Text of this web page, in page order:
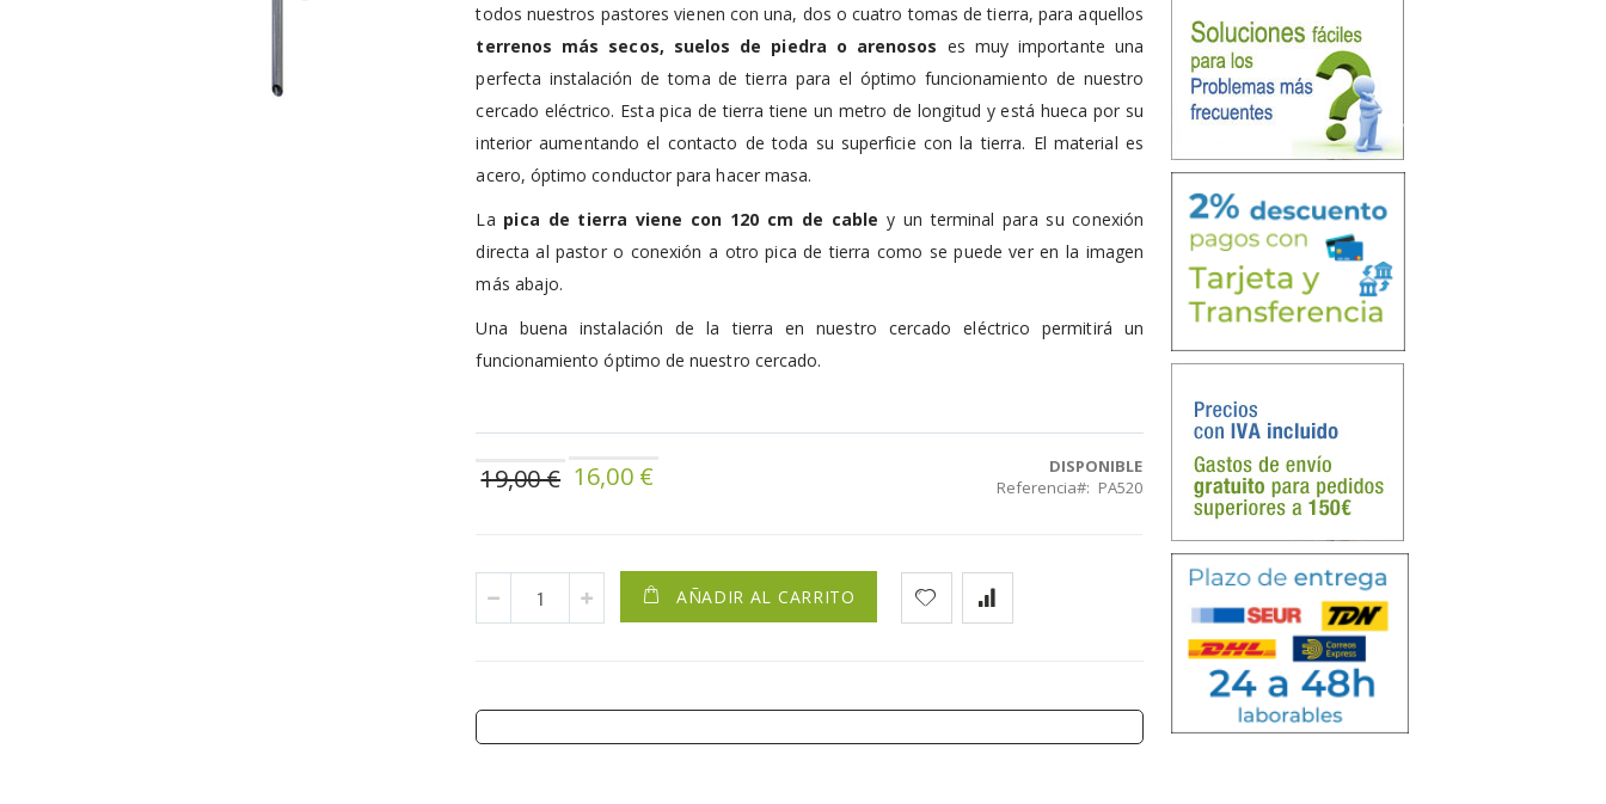
todos nuestros pastores vienen con una, dos o cuatro tomas de tierra, para aquellos
terrenos más secos, suelos de piedra o arenosos es muy importante una
perfecta instalación de toma de tierra para el óptimo funcionamiento de nuestro
cercado eléctrico. Esta pica de tierra tiene un metro de longitud y está hueca por su
interior aumentando el contacto de toda su superficie con la tierra. El material es
acero, óptimo conductor para hacer masa.
La pica de tierra viene con 120 cm de cable y un terminal para su conexión
directa al pastor o conexión a otro pica de tierra como se puede ver en la imagen
más abajo.
Una buena instalación de la tierra en nuestro cercado eléctrico permitirá un
funcionamiento óptimo de nuestro cercado.
19,00 €
Precio
especial
16,00 €
DISPONIBLE
Referencia
PA520
AÑADIR AL CARRITO